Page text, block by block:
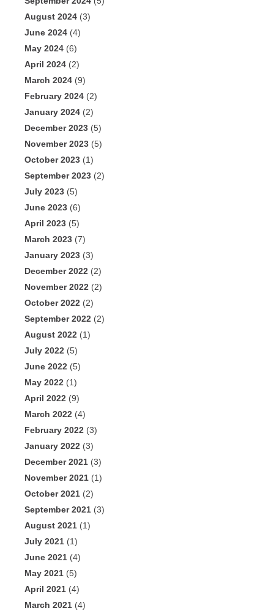
August 2024 (3)
June 2024 (4)
May 2024 (6)
April 2024 (2)
March 2024 (9)
February 2024 (2)
January 2024 (2)
December 2023 (5)
November 2023 (5)
October 2023 (1)
September 2023 (2)
July 2023 (5)
June 2023 (6)
April 2023 (5)
March 2023 (7)
January 2023 (3)
December 2022 (2)
November 2022 (2)
October 2022 (2)
September 2022 (2)
August 2022 (1)
July 2022 (5)
June 2022 (5)
May 2022 (1)
April 2022 (9)
March 2022 (4)
February 2022 (3)
January 2022 (3)
December 2021 (3)
November 2021 (1)
October 2021 (2)
September 2021 (3)
August 2021 (1)
July 2021 (1)
June 2021 (4)
May 2021 (5)
April 2021 (4)
March 2021 (4)